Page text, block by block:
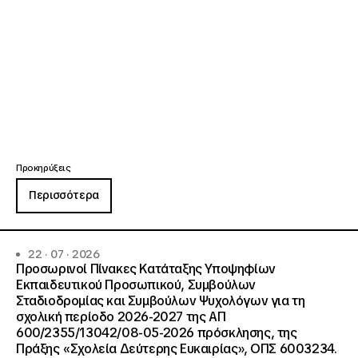
Προκηρύξεις
Περισσότερα
22 · 07 · 2026
Προσωρινοί Πίνακες Κατάταξης Υποψηφίων
Εκπαιδευτικού Προσωπικού, Συμβούλων
Σταδιοδρομίας και Συμβούλων Ψυχολόγων για τη
σχολική περίοδο 2026-2027 της ΑΠ
600/2355/13042/08-05-2026 πρόσκλησης, της
Πράξης «Σχολεία Δεύτερης Ευκαιρίας», ΟΠΣ 6003234.